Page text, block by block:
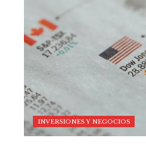
INVERSIONES Y NEGOCIOS